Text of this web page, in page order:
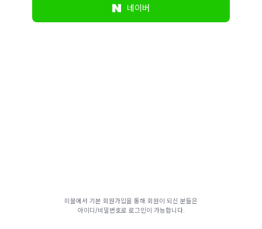
네이버
미블에서 기본 회원가입을 통해 회원이 되신 분들은
아이디/비밀번호로 로그인이 가능합니다.